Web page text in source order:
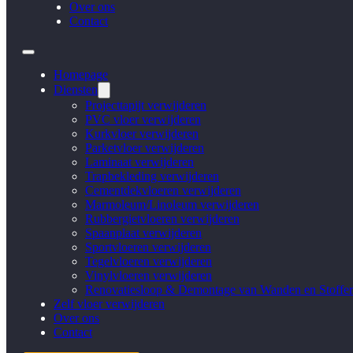
Over ons
Contact
Homepage
Diensten
Projecttapijt verwijderen
PVC vloer verwijderen
Kurkvloer verwijderen
Parketvloer verwijderen
Laminaat verwijderen
Trapbekleding verwijderen
Cementdekvloeren verwijderen
Marmoleum/Linoleum verwijderen
Rubbergietvloeren verwijderen
Spaanplaat verwijderen
Sportvloeren verwijderen
Tegelvloeren verwijderen
Vinylvloeren verwijderen
Renovatiesloop & Demontage van Wanden en
Zelf vloer verwijderen
Over ons
Contact